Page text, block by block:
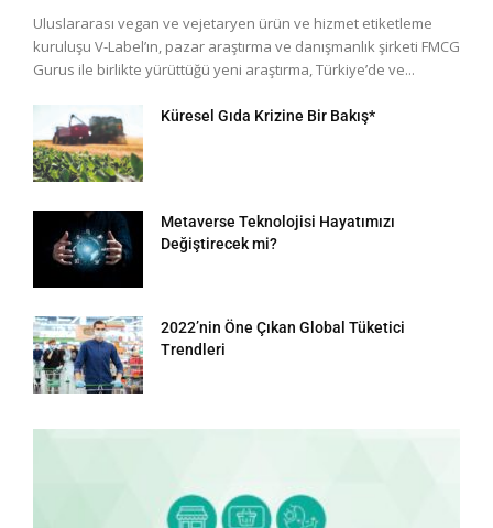
Uluslararası vegan ve vejetaryen ürün ve hizmet etiketleme
kuruluşu V-Label’ın, pazar araştırma ve danışmanlık şirketi FMCG
Gurus ile birlikte yürüttüğü yeni araştırma, Türkiye’de ve...
Küresel Gıda Krizine Bir Bakış*
Metaverse Teknolojisi Hayatımızı
Değiştirecek mi?
2022’nin Öne Çıkan Global Tüketici
Trendleri